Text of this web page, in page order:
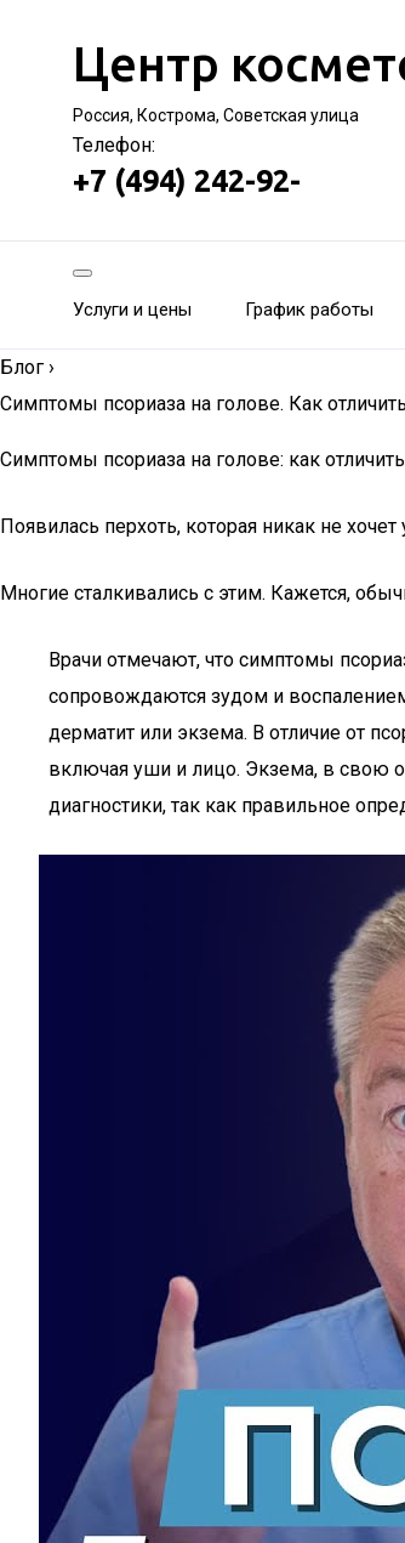
Центр
Россия, Кострома, Советская улица
Телефон:
+7 (494) 242-92-
Услуги и цены График работы
Блог ›
Симптомы псориаза на голове. Как
Симптомы псориаза на голове: как
Появилась перхоть, которая никак не
Многие сталкивались с этим. Кажется,
Врачи отмечают, что симптомы
сопровождаются зудом и
дерматит или экзема. В отличие от
включая уши и лицо. Экзема, в свою
диагностики, так как правильное